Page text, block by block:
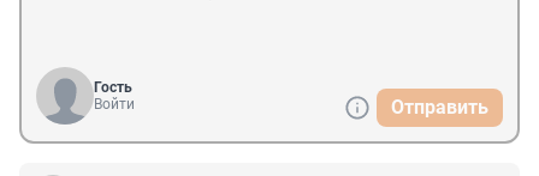
Гость
Войти
Отправить